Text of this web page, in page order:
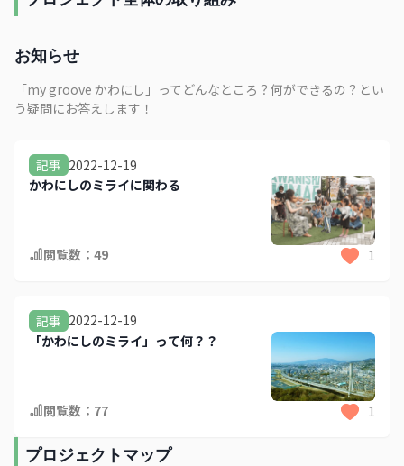
お知らせ
「my groove かわにし」ってどんなところ？何ができるの？とい
う疑問にお答えします！
記事 2022-12-19
かわにしのミライに関わる
閲覧数： 49 1
記事 2022-12-19
「かわにしのミライ」って何？？
閲覧数： 77 1
プロジェクトマップ